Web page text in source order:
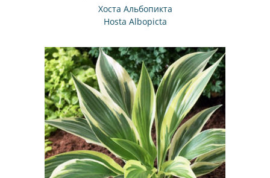
Хоста Альбопикта
Hosta Albopicta